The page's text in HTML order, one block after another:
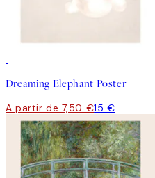
Dreaming Elephant Poster
A partir de 7,50 €15 €